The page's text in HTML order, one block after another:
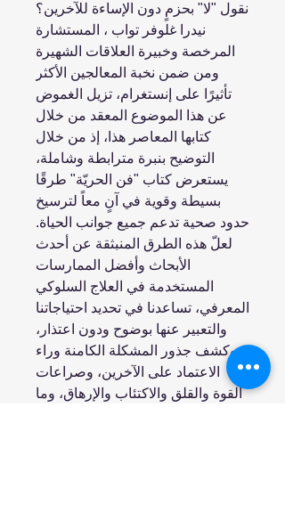
نقول "لا" بحزمٍ دون الإساءة للآخرين؟
نيدرا غلوفر تواب ، المستشارة
المرخصة وخبيرة العلاقات الشهيرة
ومن ضمن نخبة المعالجين الأكثر
تأثيرًا على إنستغرام، تزيل الغموض
عن هذا الموضوع المعقد من خلال
كتابها المعاصر هذا، إذ من خلال
التوضيح بنبرة مترابطة وشاملة،
يستعرض كتاب "فن الحريّة" طرقًا
بسيطة وقوية في آنٍ معاً لترسيخ
حدود صحية تدعم جميع جوانب الحياة.
لعلّ هذه الطرق المنبثقة عن أحدث
الأبحاث وأفضل الممارسات
المستخدمة في العلاج السلوكي
المعرفي، تساعدنا في تحديد احتياجاتنا
والتعبير عنها بوضوح ودون اعتذار،
وكشف جذور المشكلة الكامنة وراء
الاعتماد على الآخرين، وصراعات
القوة والقلق والاكتئاب والإرهاق، وما